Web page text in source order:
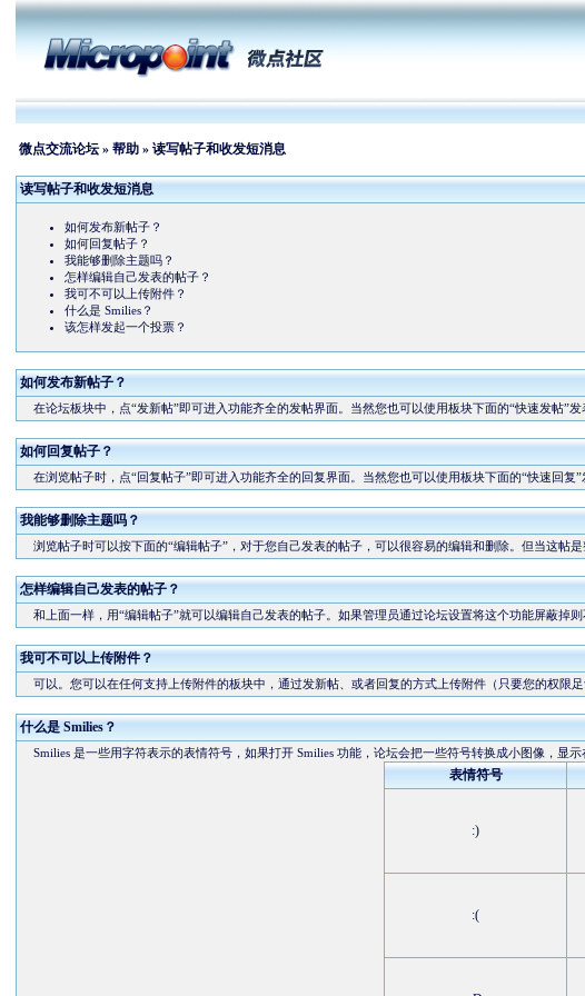
微点交流论坛» 帮助» 读写帖子和收发短消息
读写帖子和收发短消息
如何发布新帖子？
如何回复帖子？
我能够删除主题吗？
怎样编辑自己发表的帖子？
我可不可以上传附件？
什么是 Smilies？
该怎样发起一个投票？
如何发布新帖子？
在论坛板块中，点“发新帖”即可进入功能齐全的发帖界面。当然您也可以使用板块下面的“快速发帖”
如何回复帖子？
在浏览帖子时，点“回复帖子”即可进入功能齐全的回复界面。当然您也可以使用板块下面的“快速回复
我能够删除主题吗？
浏览帖子时可以按下面的“编辑帖子”，对于您自己发表的帖子，可以很容易的编辑和删除。但当这帖是
怎样编辑自己发表的帖子？
和上面一样，用“编辑帖子”就可以编辑自己发表的帖子。如果管理员通过论坛设置将这个功能屏蔽掉则
我可不可以上传附件？
可以。您可以在任何支持上传附件的板块中，通过发新帖、或者回复的方式上传附件（只要您的权限
什么是 Smilies？
Smilies 是一些用字符表示的表情符号，如果打开 Smilies 功能，论坛会把一些符号转换成小图像，显
表情符号
:)
:(